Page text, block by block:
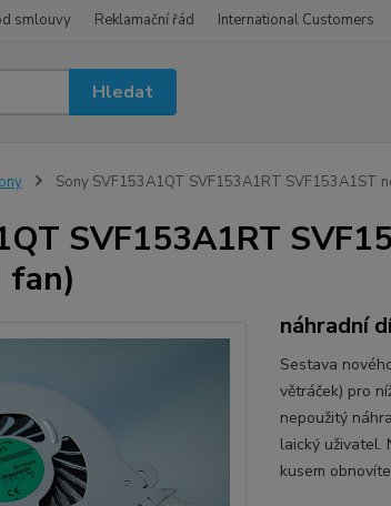
smlouvy Reklamační řád International Customers
Hledat
Sony SVF153A1QT SVF153A1RT SVF153A1ST
SVF153A1RT
fan)
náhradní
Sestava
větráček) pro
nepoužitý
laický uživatel.
kusem